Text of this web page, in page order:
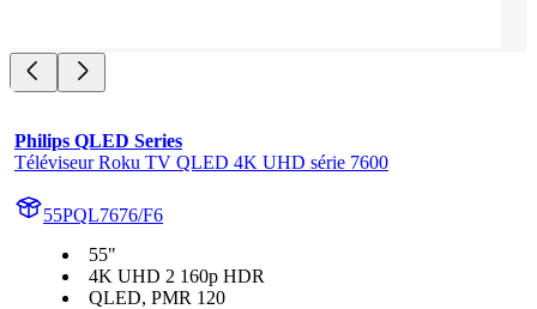
Philips QLED Series
Téléviseur Roku TV QLED 4K UHD série 7600
55PQL7676/F6
55"
4K UHD 2 160p HDR
QLED, PMR 120